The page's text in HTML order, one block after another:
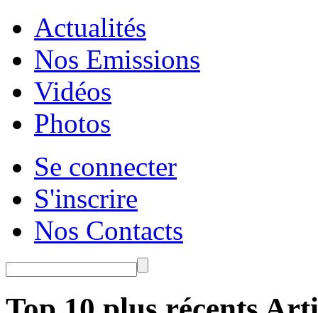
Actualités
Nos Emissions
Vidéos
Photos
Se connecter
S'inscrire
Nos Contacts